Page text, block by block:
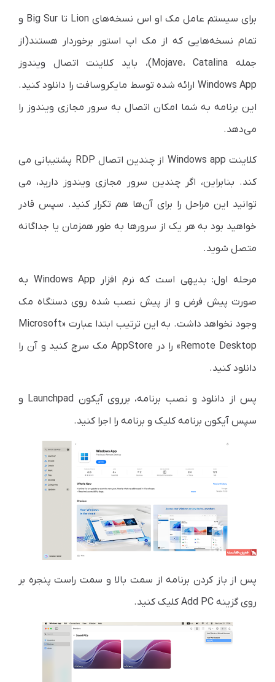
برای سیستم عامل مک او اس نسخه‌های Lion تا Big Sur و
تمام نسخه‌هایی که از مک اپ استور برخوردار هستند(از
جمله Mojave، Catalina)، باید کلاینت اتصال ویندوز
Windows App ارائه شده توسط مایکروسافت را دانلود کنید.
این برنامه به شما امکان اتصال به سرور مجازی ویندوز را
می‌دهد.
کلاینت Windows app از چندین اتصال RDP پشتیبانی می
کند. بنابراین، اگر چندین سرور مجازی ویندوز دارید، می
توانید این مراحل را برای آن‌ها هم تکرار کنید. سپس قادر
خواهید بود به هر یک از سرورها به طور همزمان یا جداگانه
متصل شوید.
مرحله اول: ب
دیهی است که نرم افزار Windows App به
صورت پیش فرض و از پیش نصب شده روی دستگاه مک
وجود نخواهد داشت. به این ترتیب ابتدا عبارت «Microsoft
Remote Desktop» را در AppStore مک سرچ کنید و آن را
دانلود کنید.
پس از دانلود و نصب برنامه، برروی آیکون Launchpad و
سپس آیکون برنامه کلیک و برنامه را اجرا کنید.
پس از باز کردن برنامه از سمت بالا و سمت راست پنجره بر
روی گزینه Add PC کلیک کنید.